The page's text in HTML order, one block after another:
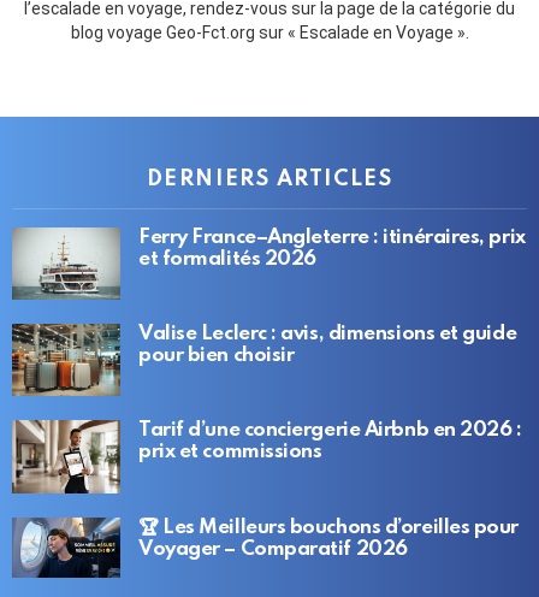
l’escalade en voyage, rendez-vous sur la page de la catégorie du
blog voyage Geo-Fct.org sur « Escalade en Voyage ».
DERNIERS ARTICLES
Ferry France–Angleterre : itinéraires, prix
et formalités 2026
Valise Leclerc : avis, dimensions et guide
pour bien choisir
Tarif d’une conciergerie Airbnb en 2026 :
prix et commissions
🏆 Les Meilleurs bouchons d’oreilles pour
Voyager – Comparatif 2026